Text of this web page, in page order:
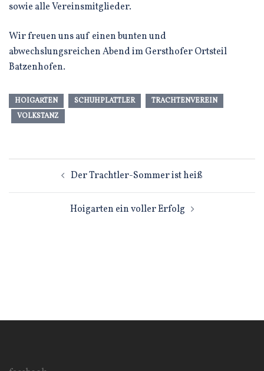
sowie alle Vereinsmitglieder.
Wir freuen uns auf einen bunten und
abwechslungsreichen Abend im Gersthofer Ortsteil
Batzenhofen.
HOIGARTEN SCHUHPLATTLER
TRACHTENVEREIN
VOLKSTANZ
BeitragsnavigationDer Trachtler-Sommer ist heiß
Hoigarten ein voller Erfolg